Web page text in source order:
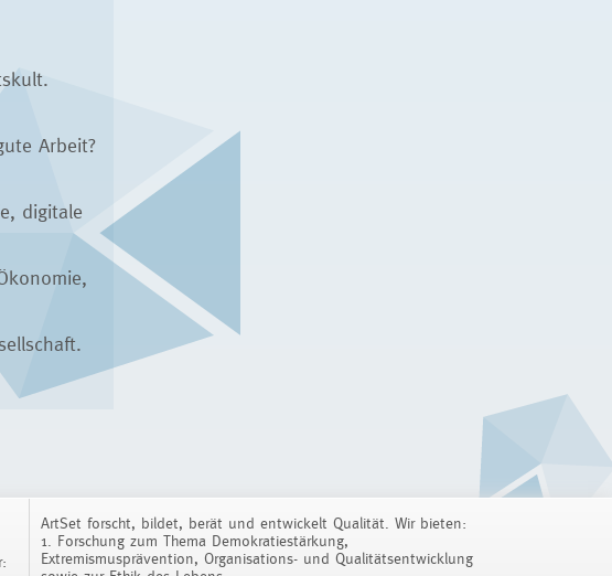
Arbeit?
digitale
ArtSet forscht, bildet, berät und entwickelt Qualität. Wir bieten:
1. Forschung zum Thema Demokratiestärkung,
Extremismusprävention, Organisations- und Qualitätsentwicklung